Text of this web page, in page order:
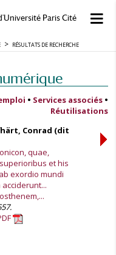
Paris Cité
RÉSULTATS DE RECHERCHE
• Services associés •
Réutilisations
Conrad (dit
quae,
et his
exordio mundi